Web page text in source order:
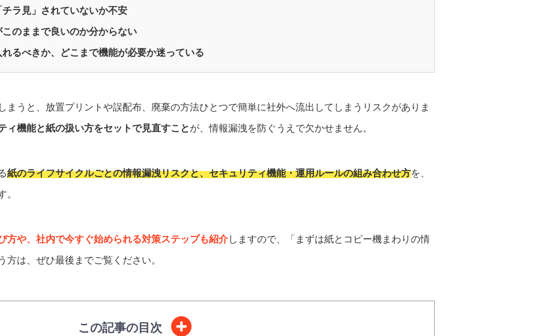
ラ見」されていないか不安
のままで良いのか分からない
るべきか、どこまで機能が必要か迷っている
まうと、放置プリントや誤配布、廃棄の方法ひとつで簡単に社外へ流出してしまうリスクがありま
ィ機能と紙の扱い方をセットで見直すことが、情報漏洩を防ぐうえで欠かせません。
紙のライフサイクルごとの情報漏洩リスクと、セキュリティ機能・運用ルールの組み合わせ方を、
。
方や、社内で今すぐ始められる対策ステップも紹介しますので、「まずは紙とコピー機まわりの情
は、ぜひ最後までご覧ください。
この記事の目次